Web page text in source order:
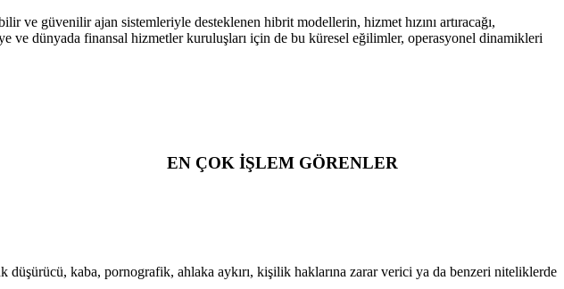
ve güvenilir ajan sistemleriyle desteklenen hibrit modellerin, hizmet hızını artıracağı,
ve dünyada finansal hizmetler kuruluşları için de bu küresel eğilimler, operasyonel dinamikleri
EN ÇOK İŞLEM GÖRENLER
düşürücü, kaba, pornografik, ahlaka aykırı, kişilik haklarına zarar verici ya da benzeri niteliklerde